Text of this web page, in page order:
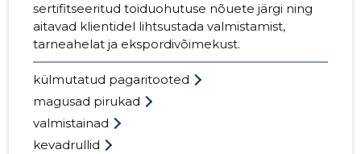
sertifitseeritud toiduohutuse nõuete järgi ning
aitavad klientidel lihtsustada valmistamist,
tarneahelat ja ekspordivõimekust.
külmutatud pagaritooted
magusad pirukad
valmistainad
kevadrullid